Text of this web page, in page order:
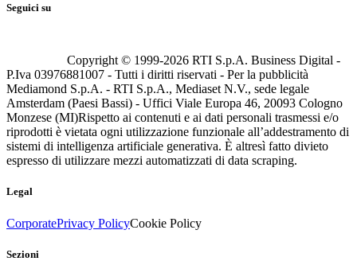
Seguici su
Copyright © 1999-2026 RTI S.p.A. Business Digital -
P.Iva 03976881007 - Tutti i diritti riservati - Per la pubblicità
Mediamond S.p.A. - RTI S.p.A., Mediaset N.V., sede legale
Amsterdam (Paesi Bassi) - Uffici Viale Europa 46, 20093 Cologno
Monzese (MI)Rispetto ai contenuti e ai dati personali trasmessi e/o
riprodotti è vietata ogni utilizzazione funzionale all’addestramento di
sistemi di intelligenza artificiale generativa. È altresì fatto divieto
espresso di utilizzare mezzi automatizzati di data scraping.
Legal
CorporatePrivacy PolicyCookie Policy
Sezioni